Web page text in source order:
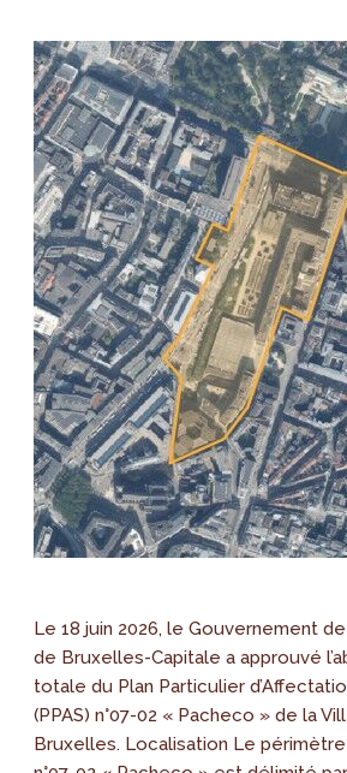
Le 18 juin 2026, le Gouvernement
de Bruxelles-Capitale a approuvé
totale du Plan Particulier
(PPAS) n°07-02 « Pacheco » de la
Bruxelles. Localisation Le périmètre